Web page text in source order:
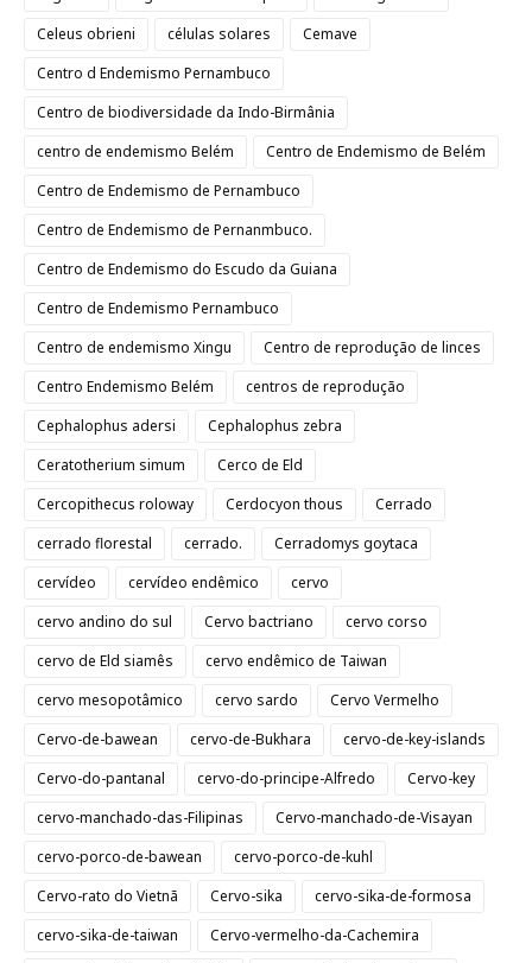
Celeus obrieni
células solares
Cemave
Centro d Endemismo Pernambuco
Centro de biodiversidade da Indo-Birmânia
centro de endemismo Belém
Centro de Endemismo de Belém
Centro de Endemismo de Pernambuco
Centro de Endemismo de Pernanmbuco.
Centro de Endemismo do Escudo da Guiana
Centro de Endemismo Pernambuco
Centro de endemismo Xingu
Centro de reprodução de linces
Centro Endemismo Belém
centros de reprodução
Cephalophus adersi
Cephalophus zebra
Ceratotherium simum
Cerco de Eld
Cercopithecus roloway
Cerdocyon thous
Cerrado
cerrado florestal
cerrado.
Cerradomys goytaca
cervídeo
cervídeo endêmico
cervo
cervo andino do sul
Cervo bactriano
cervo corso
cervo de Eld siamês
cervo endêmico de Taiwan
cervo mesopotâmico
cervo sardo
Cervo Vermelho
Cervo-de-bawean
cervo-de-Bukhara
cervo-de-key-islands
Cervo-do-pantanal
cervo-do-principe-Alfredo
Cervo-key
cervo-manchado-das-Filipinas
Cervo-manchado-de-Visayan
cervo-porco-de-bawean
cervo-porco-de-kuhl
Cervo-rato do Vietnã
Cervo-sika
cervo-sika-de-formosa
cervo-sika-de-taiwan
Cervo-vermelho-da-Cachemira